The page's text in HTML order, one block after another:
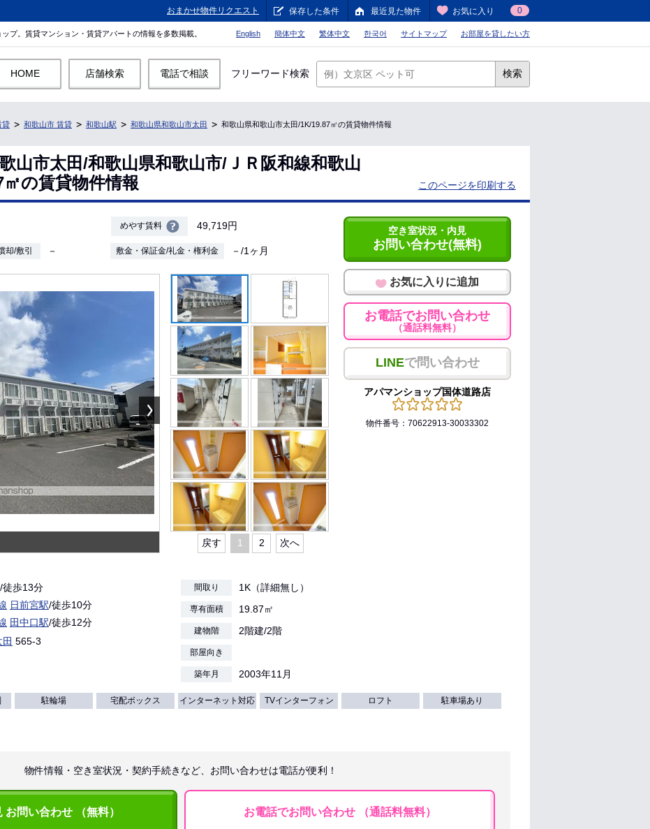
おまかせ物件リクエスト 保存した条件 最近見た物件 お気に入り 0
プ。賃貸マンション・賃貸アパートの情報を多数掲載。 English 簡体中文 繁体中文 한국어 サイトマップ お部屋を貸したい方
HOME 店舗検索 電話で相談 フリーワード検索 検索
貸 和歌山市 賃貸 和歌山駅 和歌山県和歌山市太田 和歌山県和歌山市太田/1K/19.87㎡の賃貸物件情報
山市太田/和歌山県和歌山市/ＪＲ阪和線和歌山
の賃貸物件情報
このページを印刷する
めやす賃料 49,719円
却/敷引 － 敷金・保証金/礼金・権利金 －/1ヶ月
戻す 1 2 次へ
空き室状況・内見
お問い合わせ(無料)
お気に入りに追加
お電話でお問い合わせ
（通話料無料）
LINEで問い合わせ
アパマンショップ国体道路店
物件番号：70622913-30033302
/徒歩13分
日前宮駅/徒歩10分
田中口駅/徒歩12分
田 565-3
間取り 1K（詳細無し）
専有面積 19.87㎡
建物階 2階建/2階
部屋向き
築年月 2003年11月
駐輪場 宅配ボックス インターネット対応 TVインターフォン ロフト
駐車場あり
物件情報・空き室状況・契約手続きなど、お問い合わせは電話が便利！
問い合わせ （無料） お電話でお問い合わせ （通話料無料）